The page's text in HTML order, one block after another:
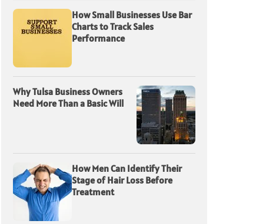
How Small Businesses Use Bar
Charts to Track Sales
Performance
Why Tulsa Business Owners
Need More Than a Basic Will
How Men Can Identify Their
Stage of Hair Loss Before
Treatment